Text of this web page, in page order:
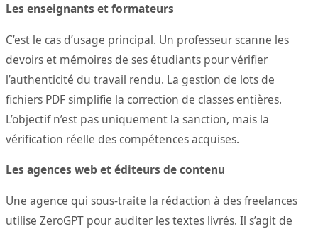
Les enseignants et formateurs
C’est le cas d’usage principal. Un professeur scanne les
devoirs et mémoires de ses étudiants pour vérifier
l’authenticité du travail rendu. La gestion de lots de
fichiers PDF simplifie la correction de classes entières.
L’objectif n’est pas uniquement la sanction, mais la
vérification réelle des compétences acquises.
Les agences web et éditeurs de contenu
Une agence qui sous-traite la rédaction à des freelances
utilise ZeroGPT pour auditer les textes livrés. Il s’agit de